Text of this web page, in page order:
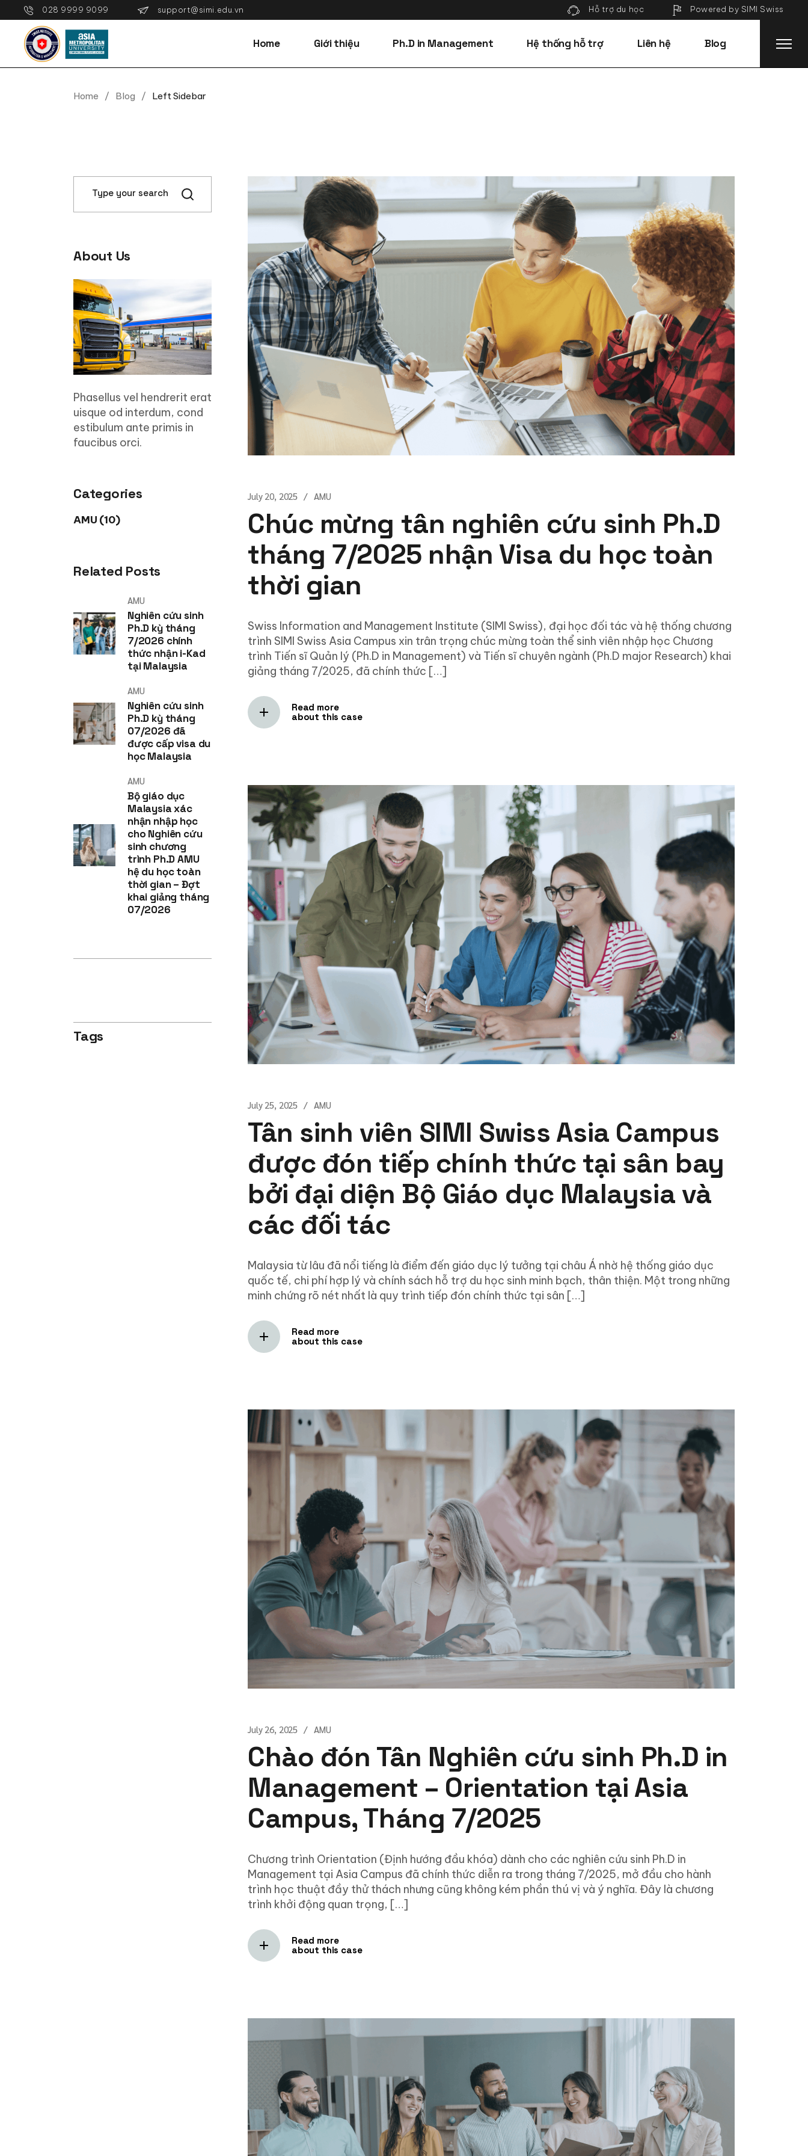
028 9999 9099 support@simi.edu.vn Hỗ trợ du học Powered by SIMI Swiss
Home Giới thiệu
trừ
Ph.D in Management Hệ thống hỗ trợ Liên hệ Blog
Home Blog Left Sidebar
July 20, 2025 AMU
Chúc mừng tân nghiên cứu sinh Ph.D
tháng 7/2025 nhận Visa du học toàn
thời gian
Swiss Information and Management Institute (SIMI Swiss), đại học đối tác và hệ thống chương
trình SIMI Swiss Asia Campus xin trân trọng chúc mừng toàn thể sinh viên nhập học Chương
trình Tiến sĩ Quản lý (Ph.D in Management) và Tiến sĩ chuyên ngành (Ph.D major Research) khai
giảng tháng 7/2025, đã chính thức […]
Read more
about this case
July 25, 2025 AMU
Tân sinh viên SIMI Swiss Asia Campus
được đón tiếp chính thức tại sân bay
bởi đại diện Bộ Giáo dục Malaysia và
các đối tác
Malaysia từ lâu đã nổi tiếng là điểm đến giáo dục lý tưởng tại châu Á nhờ hệ thống giáo dục
quốc tế, chi phí hợp lý và chính sách hỗ trợ du học sinh minh bạch, thân thiện. Một trong những
minh chứng rõ nét nhất là quy trình tiếp đón chính thức tại sân […]
Read more
about this case
July 26, 2025 AMU
Chào đón Tân Nghiên cứu sinh Ph.D in
Management – Orientation tại Asia
Campus, Tháng 7/2025
Chương trình Orientation (Định hướng đầu khóa) dành cho các nghiên cứu sinh Ph.D in
Management tại Asia Campus đã chính thức diễn ra trong tháng 7/2025, mở đầu cho hành
trình học thuật đầy thử thách nhưng cũng không kém phần thú vị và ý nghĩa. Đây là chương
trình khởi động quan trọng, […]
Read more
about this case
About Us
Phasellus vel hendrerit erat
uisque od interdum, cond
estibulum ante primis in
faucibus orci.
Categories
AMU (10)
Related Posts
AMU
Nghiên cứu sinh
Ph.D kỳ tháng
7/2026 chính
thức nhận i-Kad
tại Malaysia
AMU
Nghiên cứu sinh
Ph.D kỳ tháng
07/2026 đã
được cấp visa du
học Malaysia
AMU
Bộ giáo dục
Malaysia xác
nhận nhập học
cho Nghiên cứu
sinh chương
trình Ph.D AMU
hệ du học toàn
thời gian – Đợt
khai giảng tháng
07/2026
Tags